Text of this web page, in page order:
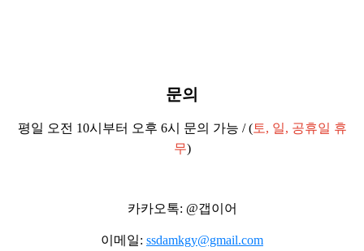
문의
평일 오전 10시부터 오후 6시 문의 가능 / (토, 일, 공휴일 휴
무)
카카오톡: @갭이어
이메일: ssdamkgy@gmail.com